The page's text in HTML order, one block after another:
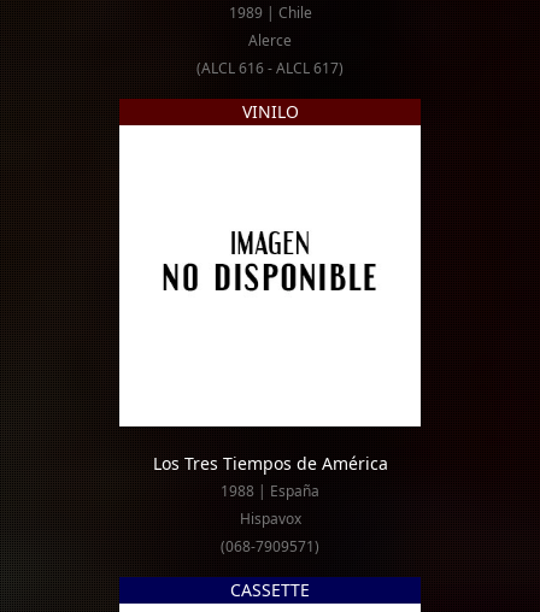
1989 | Chile
Alerce
(ALCL 616 - ALCL 617)
VINILO
Los Tres Tiempos de América
1988 | España
Hispavox
(068-7909571)
CASSETTE